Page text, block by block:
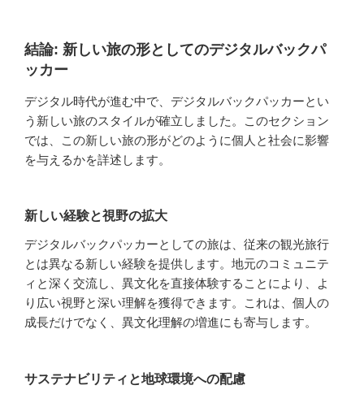
結論: 新しい旅の形としてのデジタルバックパ
ッカー
デジタル時代が進む中で、デジタルバックパッカーとい
う新しい旅のスタイルが確立しました。このセクション
では、この新しい旅の形がどのように個人と社会に影響
を与えるかを詳述します。
新しい経験と視野の拡大
デジタルバックパッカーとしての旅は、従来の観光旅行
とは異なる新しい経験を提供します。地元のコミュニテ
ィと深く交流し、異文化を直接体験することにより、よ
り広い視野と深い理解を獲得できます。これは、個人の
成長だけでなく、異文化理解の増進にも寄与します。
サステナビリティと地球環境への配慮